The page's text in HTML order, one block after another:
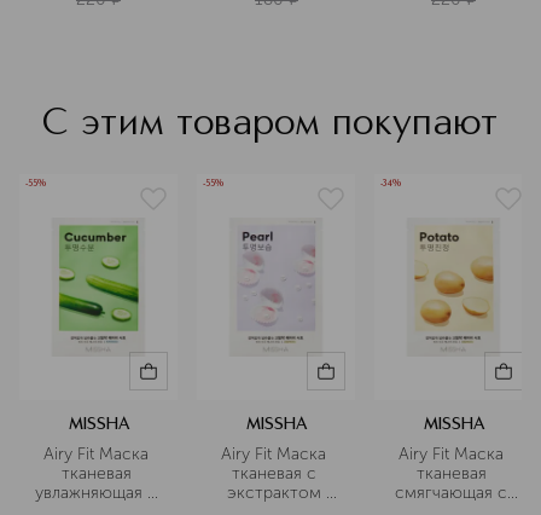
С этим товаром покупают
-55%
MISSHA
Airy Fit Маска
тканевая
увлажняющая с
-55%
MISSHA
Airy Fit Маска
тканевая с
экстрактом
-34%
MISSHA
Airy Fit Маска
тканевая
смягчающая с